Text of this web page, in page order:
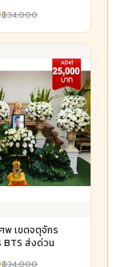
฿34,000
พ เขตจตุจักร
ส่งด่วน
฿34,000